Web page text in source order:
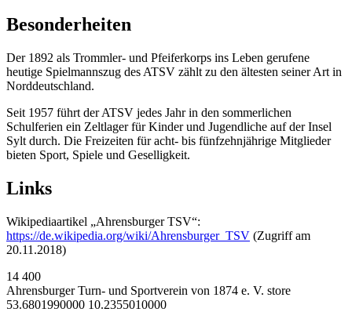
Besonderheiten
Der 1892 als Trommler- und Pfeiferkorps ins Leben gerufene
heutige Spielmannszug des ATSV zählt zu den ältesten seiner Art in
Norddeutschland.
Seit 1957 führt der ATSV jedes Jahr in den sommerlichen
Schulferien ein Zeltlager für Kinder und Jugendliche auf der Insel
Sylt durch. Die Freizeiten für acht- bis fünfzehnjährige Mitglieder
bieten Sport, Spiele und Geselligkeit.
Links
Wikipediaartikel „Ahrensburger TSV“:
https://de.wikipedia.org/wiki/Ahrensburger_TSV (Zugriff am
20.11.2018)
14 400
Ahrensburger Turn- und Sportverein von 1874 e. V. store
53.6801990000 10.2355010000